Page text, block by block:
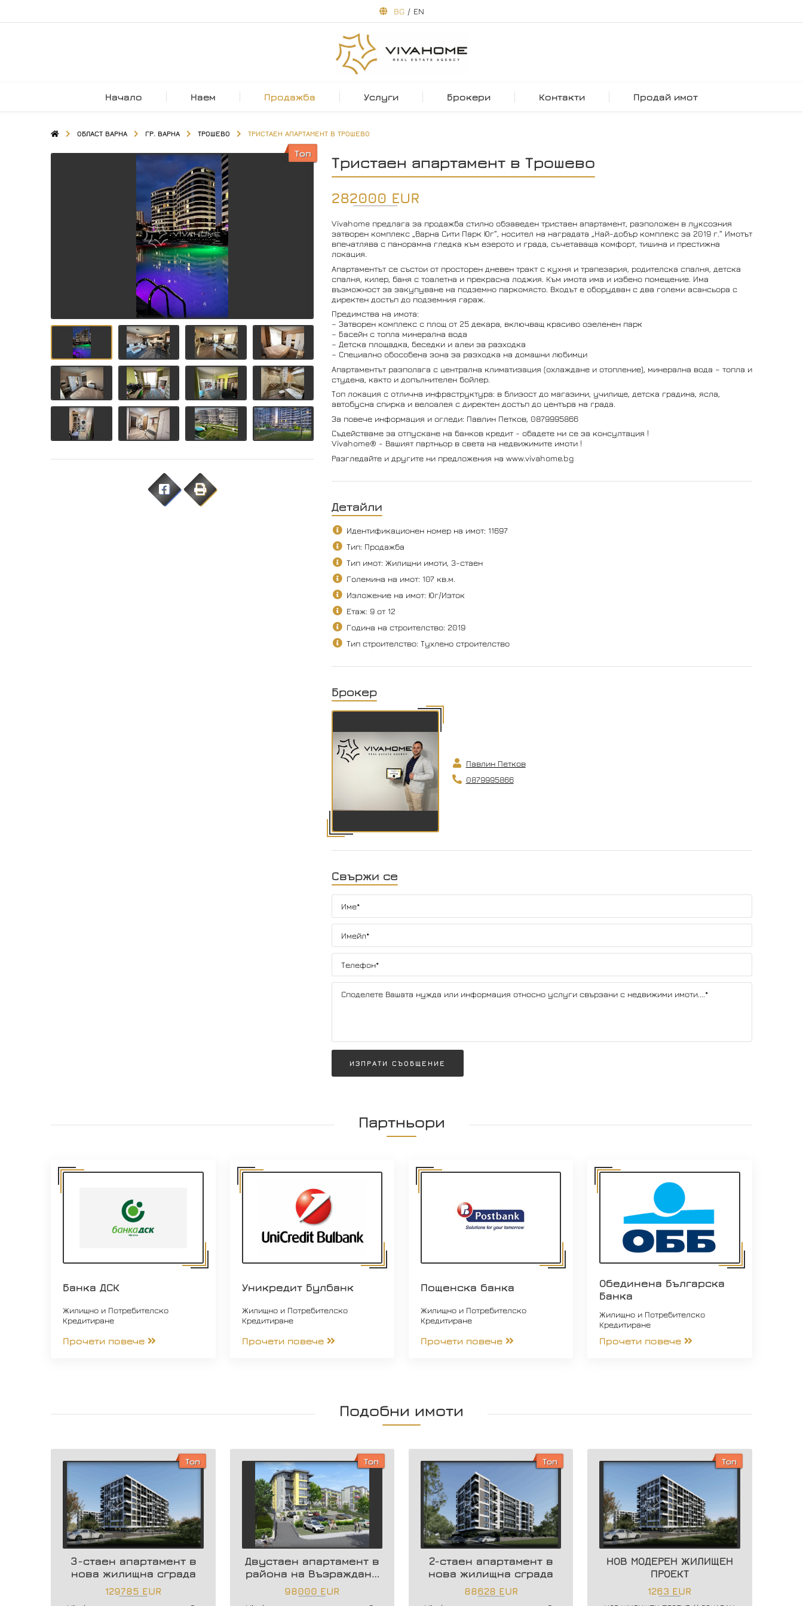
BG / EN
Начало Наем Продажба Услуги Брокери Контакти Продай имот
ОБЛАСТ ВАРНА ГР. ВАРНА ТРОШЕВО ТРИСТАЕН АПАРТАМЕНТ В ТРОШЕВО
Топ Тристаен апартамент в Трошево
282000 EUR
Vivahome предлага за продажба стилно обзаведен тристаен апартамент, разположен в луксозния
затворен комплекс „Варна Сити Парк Юг“, носител на наградата „Най-добър комплекс за 2019 г.“ Имотът
впечатлява с панорамна гледка към езерото и града, съчетаваща комфорт, тишина и престижна
локация.
Апартаментът се състои от просторен дневен тракт с кухня и трапезария, родителска спалня, детска
спалня, килер, баня с тоалетна и прекрасна лоджия. Към имота има и избено помещение. Има
възможност за закупуване на подземно паркомясто. Входът е оборудван с два големи асансьора с
директен достъп до подземния гараж.
Предимства на имота:
– Затворен комплекс с площ от 25 декара, включващ красиво озеленен парк
– Басейн с топла минерална вода
– Детска площадка, беседки и алеи за разходка
– Специално обособена зона за разходка на домашни любимци
Апартаментът разполага с централна климатизация (охлаждане и отопление), минерална вода – топла и
студена, както и допълнителен бойлер.
Топ локация с отлична инфраструктура: в близост до магазини, училище, детска градина, ясла,
автобусна спирка и велоалея с директен достъп до центъра на града.
За повече информация и огледи: Павлин Петков, 0879995866
Съдействаме за отпускане на банков кредит - обадете ни се за консултация !
Vivahome® - Вашият партньор в света на недвижимите имоти !
Разгледайте и другите ни предложения на www.vivahome.bg
Детайли
Идентификационен номер на имот: 11697
Тип: Продажба
Тип имот: Жилищни имоти, 3-стаен
Големина на имот: 107 кв.м.
Изложение на имот: Юг/Изток
Етаж: 9 от 12
Година на строителство: 2019
Тип строителство: Тухлено строителство
Брокер
Павлин Петков
0879995866
Свържи се
ИЗПРАТИ СЪОБЩЕНИЕ
Партньори
Банка ДСК
Жилищно и Потребителско
Кредитиране
Прочети повече
Уникредит Булбанк
Жилищно и Потребителско
Кредитиране
Прочети повече
Пощенска банка
Жилищно и Потребителско
Кредитиране
Прочети повече
Обединена Българска
Банка
Жилищно и Потребителско
Кредитиране
Прочети повече
Подобни имоти
Топ
3-стаен апартамент в
нова жилищна сграда
129785 EUR
Топ
Двустаен апартамент в
района на Възраждане
3
98000 EUR
Топ
2-стаен апартамент в
нова жилищна сграда
88628 EUR
Топ
НОВ МОДЕРЕН ЖИЛИЩЕН
ПРОЕКТ
1263 EUR